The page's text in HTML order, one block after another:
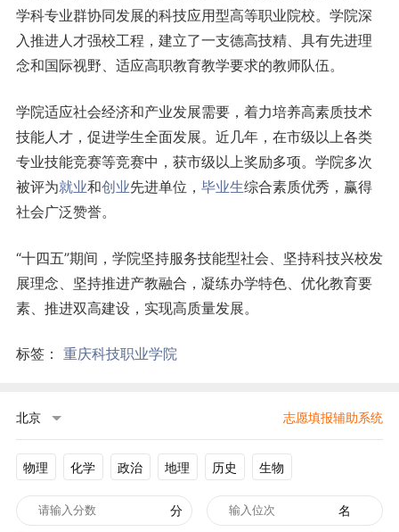
学科专业群协同发展的科技应用型高等职业院校。学院深
入推进人才强校工程，建立了一支德高技精、具有先进理
念和国际视野、适应高职教育教学要求的教师队伍。
学院适应社会经济和产业发展需要，着力培养高素质技术
技能人才，促进学生全面发展。近几年，在市级以上各类
专业技能竞赛等竞赛中，获市级以上奖励多项。学院多次
被评为就业和创业先进单位， 毕业生综合素质优秀，赢得
社会广泛赞誉。
“十四五”期间，学院坚持服务技能型社会、坚持科技兴校发
展理念、坚持推进产教融合，凝练办学特色、优化教育要
素、推进双高建设，实现高质量发展。
标签： 重庆科技职业学院
北京 志愿填报辅助系统
物理 化学 政治 地理 历史 生物
分 名